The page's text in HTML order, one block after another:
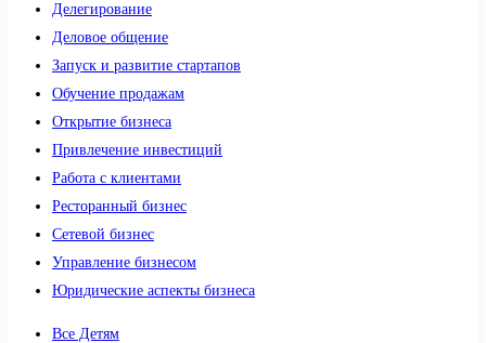
Делегирование
Деловое общение
Запуск и развитие стартапов
Обучение продажам
Открытие бизнеса
Привлечение инвестиций
Работа с клиентами
Ресторанный бизнес
Сетевой бизнес
Управление бизнесом
Юридические аспекты бизнеса
Все Детям